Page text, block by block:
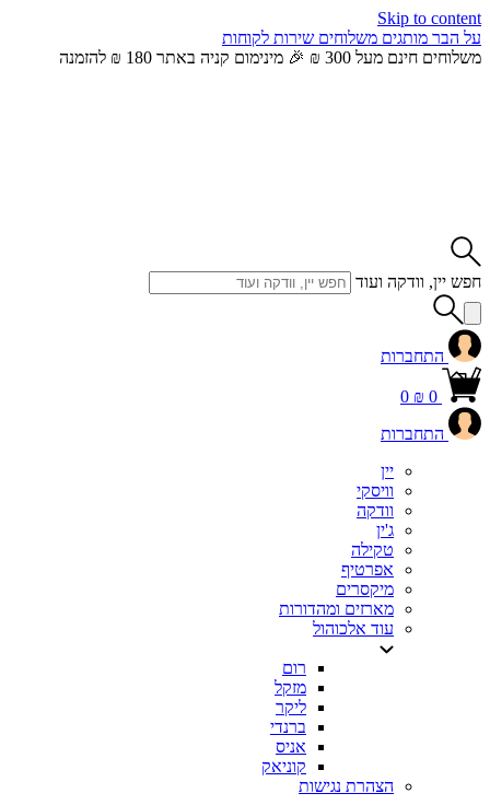
Skip to content
על הבר מותגים משלוחים שירות לקוחות
משלוחים חינם מעל 300 ₪ 🎉 מינימום קניה באתר 180 ₪ להזמנה
חפש יין, וודקה ועוד
התחברות
0
0 ₪
התחברות
יין
וויסקי
וודקה
ג'ין
טקילה
אפרטיף
מיקסרים
מארזים ומהדורות
עוד אלכוהול
רום
מזקל
ליקר
ברנדי
אניס
קוניאק
הצהרת נגישות